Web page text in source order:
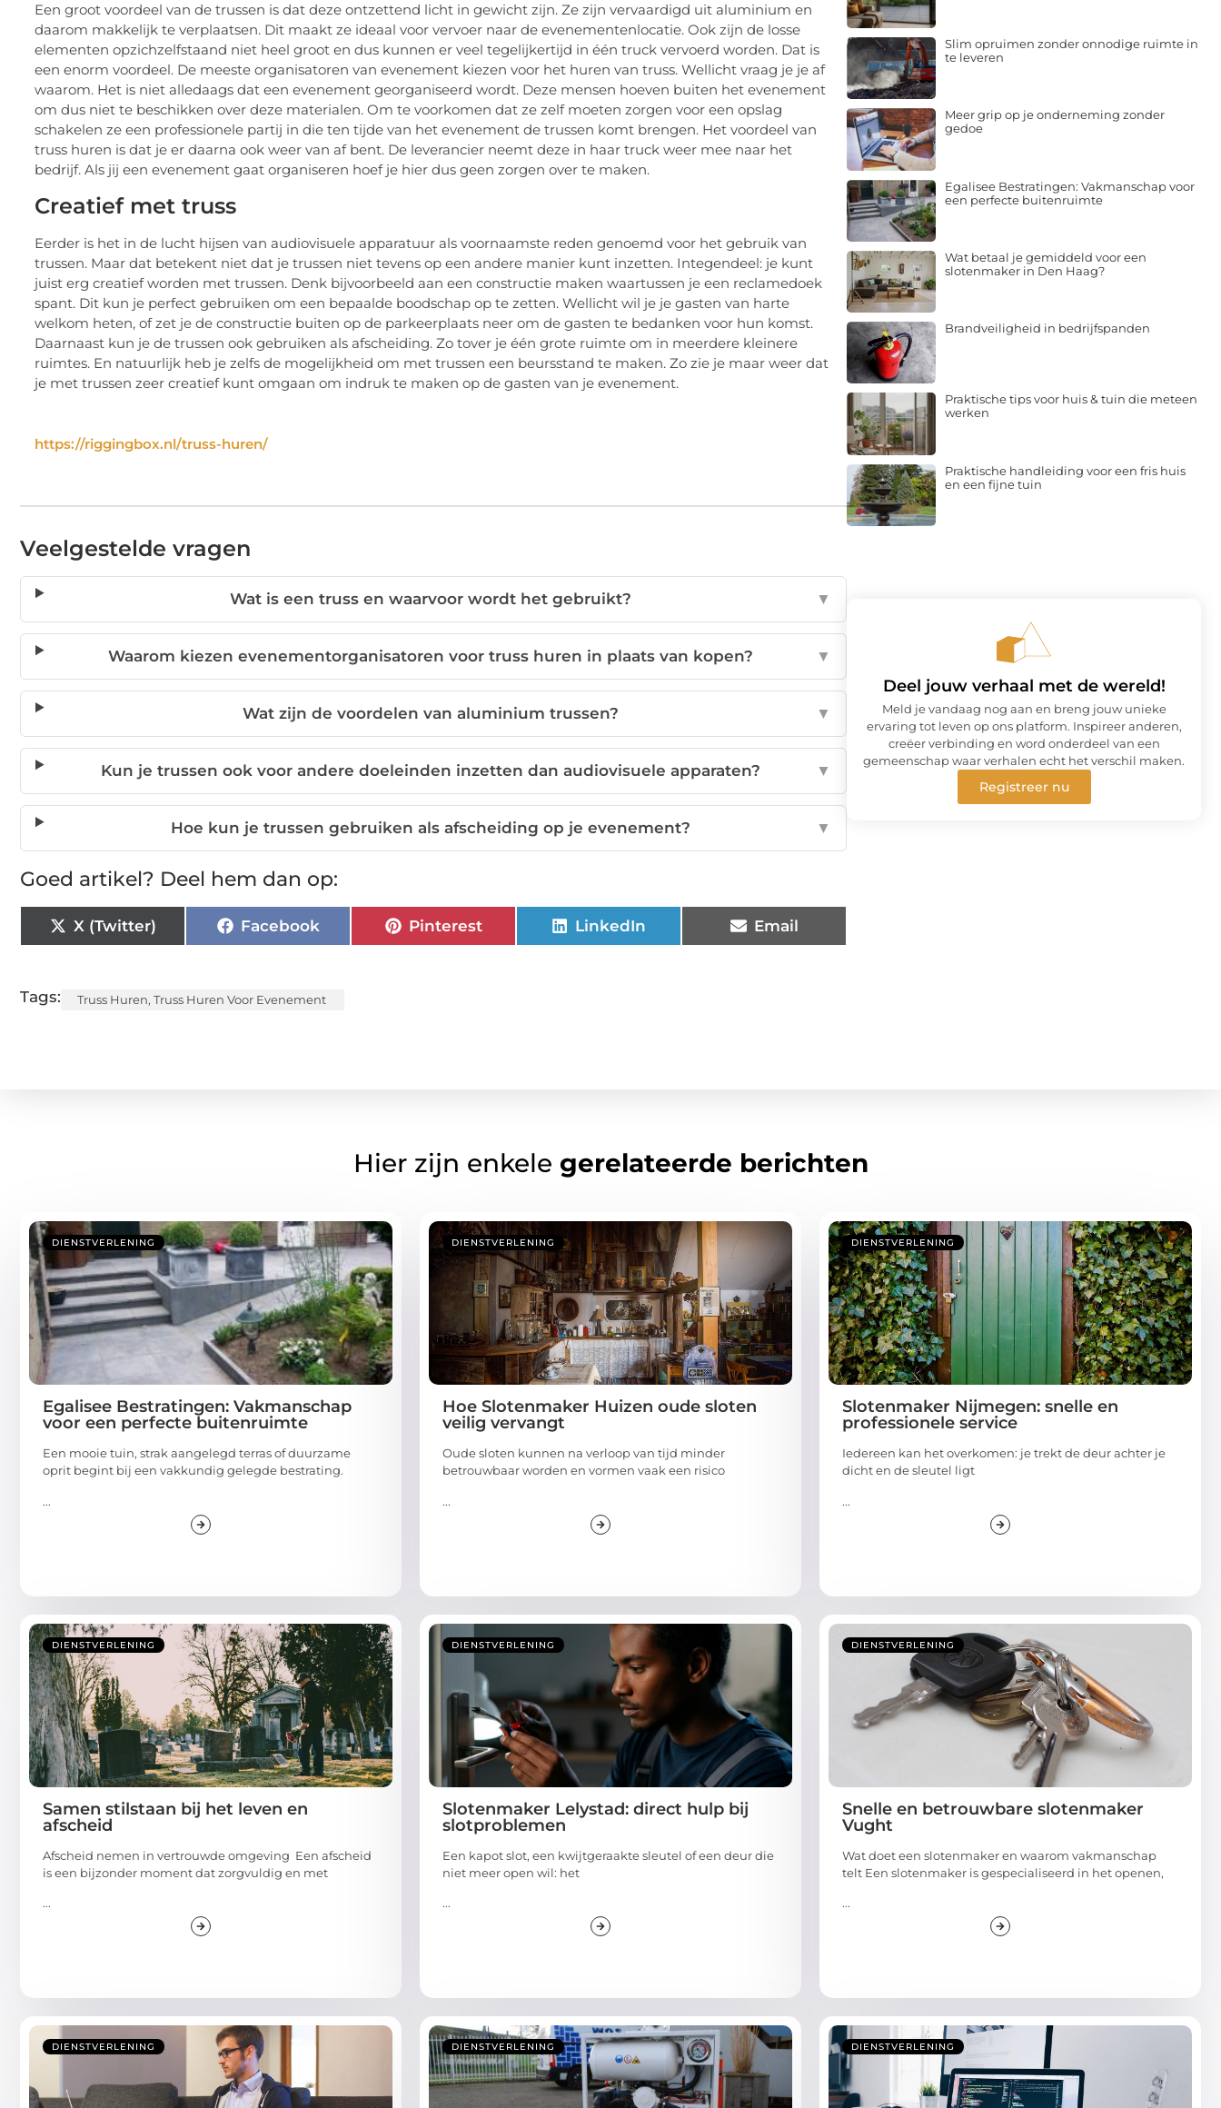
Een groot voordeel van de trussen is dat deze ontzettend licht in gewicht zijn. Ze zijn vervaardigd uit aluminium en
daarom makkelijk te verplaatsen. Dit maakt ze ideaal voor vervoer naar de evenementenlocatie. Ook zijn de losse
elementen opzichzelfstaand niet heel groot en dus kunnen er veel tegelijkertijd in één truck vervoerd worden. Dat is
een enorm voordeel. De meeste organisatoren van evenement kiezen voor het huren van truss. Wellicht vraag je je af
waarom. Het is niet alledaags dat een evenement georganiseerd wordt. Deze mensen hoeven buiten het evenement
om dus niet te beschikken over deze materialen. Om te voorkomen dat ze zelf moeten zorgen voor een opslag
schakelen ze een professionele partij in die ten tijde van het evenement de trussen komt brengen. Het voordeel van
truss huren is dat je er daarna ook weer van af bent. De leverancier neemt deze in haar truck weer mee naar het
bedrijf. Als jij een evenement gaat organiseren hoef je hier dus geen zorgen over te maken.
Creatief met truss
Eerder is het in de lucht hijsen van audiovisuele apparatuur als voornaamste reden genoemd voor het gebruik van
trussen. Maar dat betekent niet dat je trussen niet tevens op een andere manier kunt inzetten. Integendeel: je kunt
juist erg creatief worden met trussen. Denk bijvoorbeeld aan een constructie maken waartussen je een reclamedoek
spant. Dit kun je perfect gebruiken om een bepaalde boodschap op te zetten. Wellicht wil je je gasten van harte
welkom heten, of zet je de constructie buiten op de parkeerplaats neer om de gasten te bedanken voor hun komst.
Daarnaast kun je de trussen ook gebruiken als afscheiding. Zo tover je één grote ruimte om in meerdere kleinere
ruimtes. En natuurlijk heb je zelfs de mogelijkheid om met trussen een beursstand te maken. Zo zie je maar weer dat
je met trussen zeer creatief kunt omgaan om indruk te maken op de gasten van je evenement.
https://riggingbox.nl/truss-huren/
Veelgestelde vragen
Wat is een truss en waarvoor wordt het gebruikt? ▼
Waarom kiezen evenementorganisatoren voor truss huren in plaats van kopen? ▼
Wat zijn de voordelen van aluminium trussen? ▼
Kun je trussen ook voor andere doeleinden inzetten dan audiovisuele apparaten? ▼
Hoe kun je trussen gebruiken als afscheiding op je evenement? ▼
Goed artikel? Deel hem dan op:
X (Twitter) Facebook Pinterest LinkedIn Email
Tags: Truss Huren, Truss Huren Voor Evenement
Slim opruimen zonder onnodige ruimte in
te leveren
Meer grip op je onderneming zonder
gedoe
Egalisee Bestratingen: Vakmanschap voor
een perfecte buitenruimte
Wat betaal je gemiddeld voor een
slotenmaker in Den Haag?
Brandveiligheid in bedrijfspanden
Praktische tips voor huis & tuin die meteen
werken
Praktische handleiding voor een fris huis
en een fijne tuin
Deel jouw verhaal met de wereld!
Meld je vandaag nog aan en breng jouw unieke
ervaring tot leven op ons platform. Inspireer anderen,
creëer verbinding en word onderdeel van een
gemeenschap waar verhalen echt het verschil maken.
Registreer nu
Hier zijn enkele gerelateerde berichten
DIENSTVERLENING
Egalisee Bestratingen: Vakmanschap
voor een perfecte buitenruimte
Een mooie tuin, strak aangelegd terras of duurzame
oprit begint bij een vakkundig gelegde bestrating.
...
DIENSTVERLENING
Hoe Slotenmaker Huizen oude sloten
veilig vervangt
Oude sloten kunnen na verloop van tijd minder
betrouwbaar worden en vormen vaak een risico
...
DIENSTVERLENING
Slotenmaker Nijmegen: snelle en
professionele service
Iedereen kan het overkomen: je trekt de deur achter je
dicht en de sleutel ligt
...
DIENSTVERLENING
Samen stilstaan bij het leven en
afscheid
Afscheid nemen in vertrouwde omgeving Een afscheid
is een bijzonder moment dat zorgvuldig en met
...
DIENSTVERLENING
Slotenmaker Lelystad: direct hulp bij
slotproblemen
Een kapot slot, een kwijtgeraakte sleutel of een deur die
niet meer open wil: het
...
DIENSTVERLENING
Snelle en betrouwbare slotenmaker
Vught
Wat doet een slotenmaker en waarom vakmanschap
telt Een slotenmaker is gespecialiseerd in het openen,
...
DIENSTVERLENING DIENSTVERLENING DIENSTVERLENING